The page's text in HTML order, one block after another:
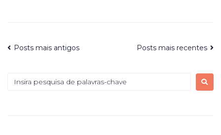
Posts mais antigos Posts mais recentes